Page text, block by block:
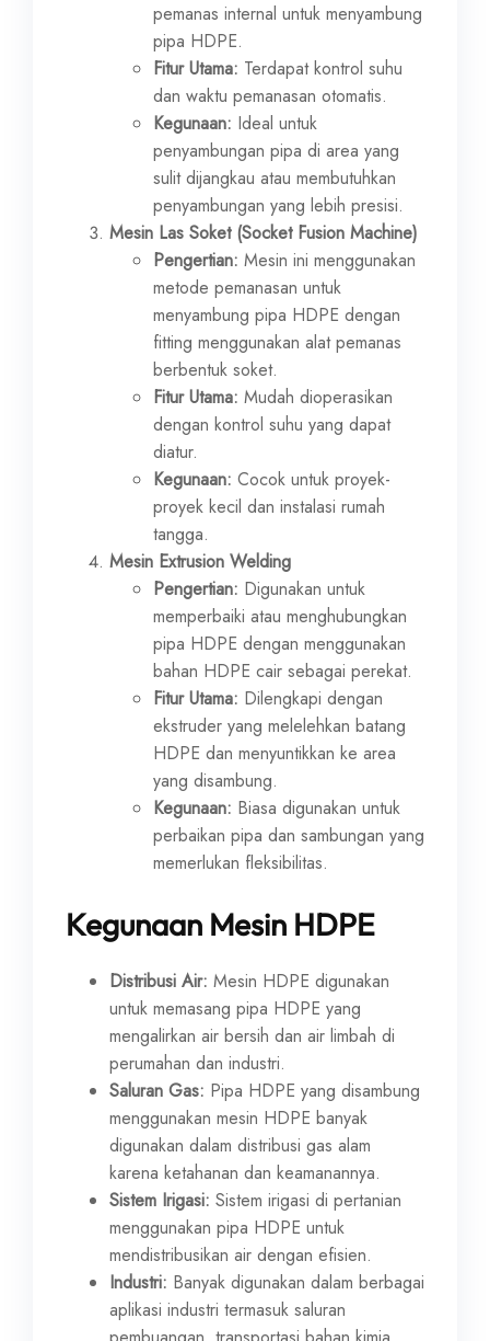
pemanas internal untuk menyambung
pipa HDPE.
Fitur Utama: Terdapat kontrol suhu
dan waktu pemanasan otomatis.
Kegunaan: Ideal untuk
penyambungan pipa di area yang
sulit dijangkau atau membutuhkan
penyambungan yang lebih presisi.
Mesin Las Soket (Socket Fusion Machine)
Pengertian: Mesin ini menggunakan
metode pemanasan untuk
menyambung pipa HDPE dengan
fitting menggunakan alat pemanas
berbentuk soket.
Fitur Utama: Mudah dioperasikan
dengan kontrol suhu yang dapat
diatur.
Kegunaan: Cocok untuk proyek-
proyek kecil dan instalasi rumah
tangga.
Mesin Extrusion Welding
Pengertian: Digunakan untuk
memperbaiki atau menghubungkan
pipa HDPE dengan menggunakan
bahan HDPE cair sebagai perekat.
Fitur Utama: Dilengkapi dengan
ekstruder yang melelehkan batang
HDPE dan menyuntikkan ke area
yang disambung.
Kegunaan: Biasa digunakan untuk
perbaikan pipa dan sambungan yang
memerlukan fleksibilitas.
Kegunaan Mesin HDPE
Distribusi Air: Mesin HDPE digunakan
untuk memasang pipa HDPE yang
mengalirkan air bersih dan air limbah di
perumahan dan industri.
Saluran Gas: Pipa HDPE yang disambung
menggunakan mesin HDPE banyak
digunakan dalam distribusi gas alam
karena ketahanan dan keamanannya.
Sistem Irigasi: Sistem irigasi di pertanian
menggunakan pipa HDPE untuk
mendistribusikan air dengan efisien.
Industri: Banyak digunakan dalam berbagai
aplikasi industri termasuk saluran